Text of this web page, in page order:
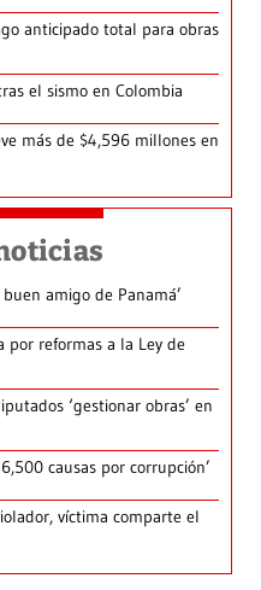
anticipado total para obras
el sismo en Colombia
más de $4,596 millones en
amigo de Panamá’
por reformas a la Ley de
‘gestionar obras’ en
causas por corrupción’
víctima comparte el